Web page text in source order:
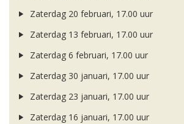
Zaterdag 20 februari, 17.00 uur
Zaterdag 13 februari, 17.00 uur
Zaterdag 6 februari, 17.00 uur
Zaterdag 30 januari, 17.00 uur
Zaterdag 23 januari, 17.00 uur
Zaterdag 16 januari, 17.00 uur